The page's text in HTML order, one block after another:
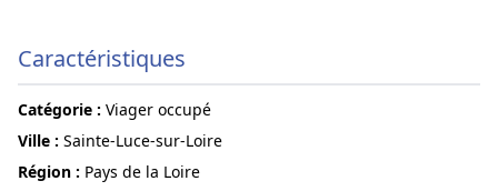
Caractéristiques
Catégorie : Viager occupé
ville : Sainte-Luce-sur-Loire
région : Pays de la Loire